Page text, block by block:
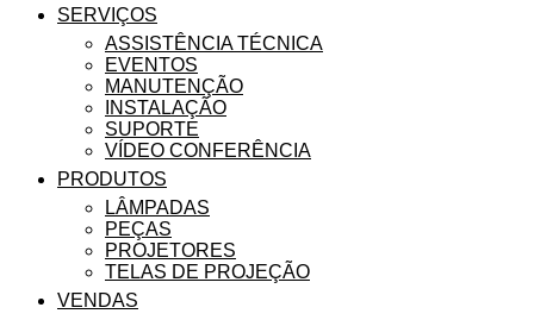
SERVIÇOS
ASSISTÊNCIA TÉCNICA
EVENTOS
MANUTENÇÃO
INSTALAÇÃO
SUPORTE
VÍDEO CONFERÊNCIA
PRODUTOS
LÂMPADAS
PEÇAS
PROJETORES
TELAS DE PROJEÇÃO
VENDAS